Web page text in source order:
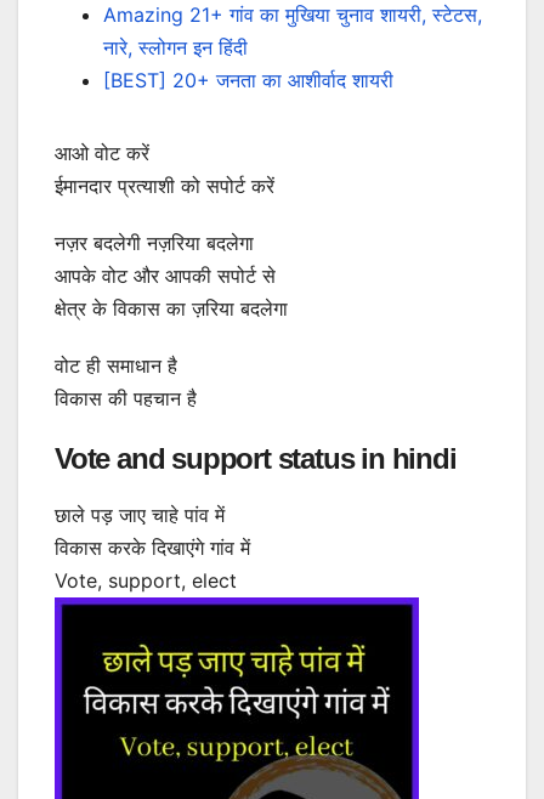
Amazing 21+ गांव का मुखिया चुनाव शायरी, स्टेटस,
नारे, स्लोगन इन हिंदी
[BEST] 20+ जनता का आशीर्वाद शायरी
आओ वोट करें
ईमानदार प्रत्याशी को सपोर्ट करें
नज़र बदलेगी नज़रिया बदलेगा
आपके वोट और आपकी सपोर्ट से
क्षेत्र के विकास का ज़रिया बदलेगा
वोट ही समाधान है
विकास की पहचान है
Vote and support status in hindi
छाले पड़ जाए चाहे पांव में
विकास करके दिखाएंगे गांव में
Vote, support, elect